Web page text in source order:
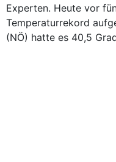
Experten. Heute vor
Temperaturrekord
(NÖ) hatte es 40,5